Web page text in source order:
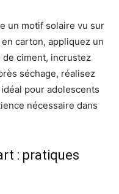
un motif solaire vu sur
carton, appliquez un
ciment, incrustez
séchage, réalisez
pour adolescents
nécessaire dans
: pratiques